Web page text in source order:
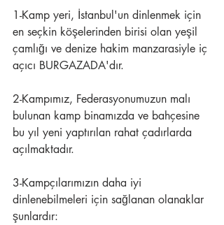
1-Kamp yeri, İstanbul'un dinlenmek için
en seçkin köşelerinden birisi olan yeşil
çamlığı ve denize hakim manzarasiyle iç
açıcı BURGAZADA'dır.
2-Kampımız, Federasyonumuzun malı
bulunan kamp binamızda ve bahçesine
bu yıl yeni yaptırılan rahat çadırlarda
açılmaktadır.
3-Kampçılarımızın daha iyi
dinlenebilmeleri için sağlanan olanaklar
şunlardır: